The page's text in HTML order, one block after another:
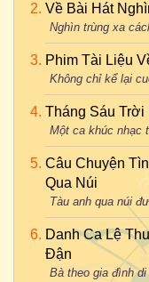
Về Bài Hát
Nghìn trùng xa
Phim Tài Liệu
Không chỉ kể lại
Tháng Sáu Trời
Một ca khúc nhạc
Câu Chuyện
Qua Núi
Tàu anh qua núi
Danh Ca Lệ
Đận
Bà theo gia đình